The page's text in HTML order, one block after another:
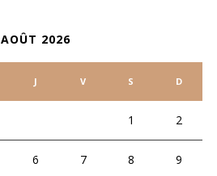
AOÛT 2026
J V S D
1 2
6 7 8 9